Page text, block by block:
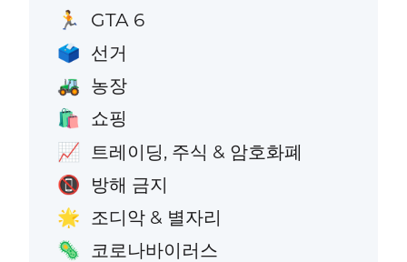
🏃 GTA 6
🗳️ 선거
🚜 농장
🛍️ 쇼핑
📈 트레이딩, 주식 & 암호화폐
📵 방해 금지
🌟 조디악 & 별자리
🦠 코로나바이러스